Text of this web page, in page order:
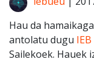
Hau da
antolatu dugu IEB
Sailekoek. Hauek